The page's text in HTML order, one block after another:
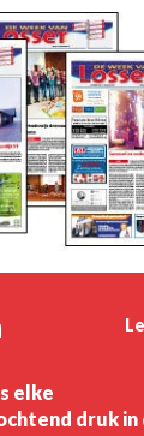
elke
druk in